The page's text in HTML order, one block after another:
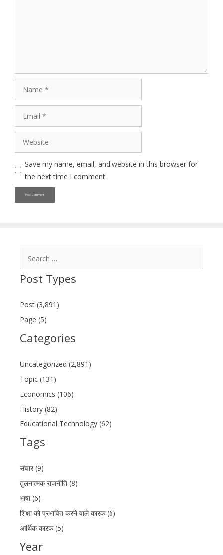
Website
Save my name, email, and website in this browser for
the next time I comment.
Post Types
Post (3,891)
Page (5)
Categories
Uncategorized (2,891)
Topic (131)
Economics (106)
History (82)
Educational Technology (62)
Tags
संचार (9)
तुलनात्मक राजनीति (8)
भाषा (6)
शिक्षा को प्रभावित करने वाले कारक (6)
आर्थिक कारक (5)
Year